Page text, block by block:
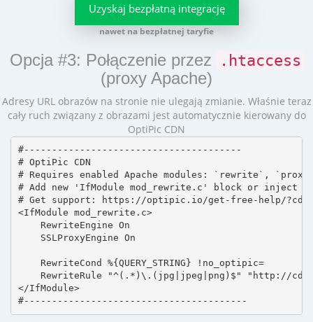
Uzyskaj bezpłatną integrację
nawet na bezpłatnej taryfie
Opcja #3: Połączenie przez .htaccess
(proxy Apache)
Adresy URL obrazów na stronie nie ulegają zmianie. Właśnie teraz
cały ruch związany z obrazami jest automatycznie kierowany do
OptiPic CDN
#---------------------------------------
# OptiPic CDN
# Requires enabled Apache modules: `rewrite`,
# Add new 'IfModule mod_rewrite.c' block or inject
# Get support: https://optipic.io/get-free-help/
<IfModule mod_rewrite.c>
    RewriteEngine On
    SSLProxyEngine On
    RewriteCond %{QUERY_STRING} !no_optipic=
RewriteRule "^(.*)\.(jpg|jpeg|png)$" "http://
</IfModule>
#----------------------------------------